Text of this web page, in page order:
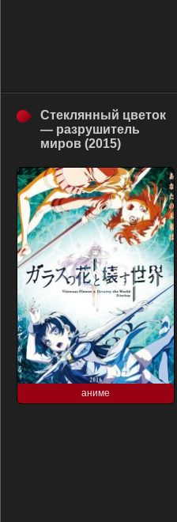
Стеклянный цветок
— разрушитель
миров (2015)
аниме